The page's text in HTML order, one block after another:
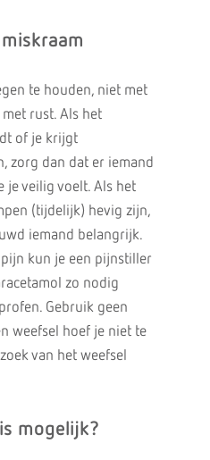
te houden, niet met
rust. Als het
of je krijgt
zorg dan dat er iemand
je veilig voelt. Als het
(tijdelijk) hevig zijn,
iemand belangrijk.
kun je een pijnstiller
zo nodig
Gebruik geen
weefsel hoef je niet te
van het weefsel
mogelijk?